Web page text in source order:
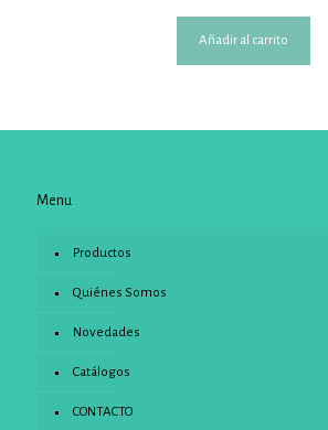
Añadir al carrito
Menu
Productos
Quiénes Somos
Novedades
Catálogos
CONTACTO